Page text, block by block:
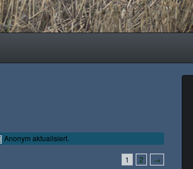
Anonym aktualisiert.
1 2 →